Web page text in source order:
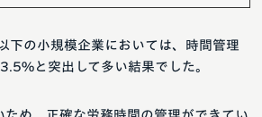
下の小規模企業においては、時間管理
と突出して多い結果でした。